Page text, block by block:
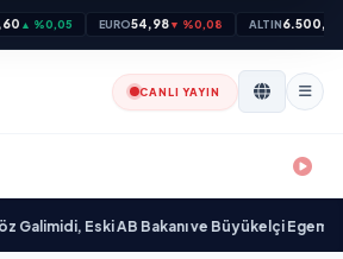
▲ %0,05 EURO54,98▼ %0,08 ALTIN6.500,65
CANLI YAYIN
Eski AB Bakanı ve Büyükelçi Egemen Bağış